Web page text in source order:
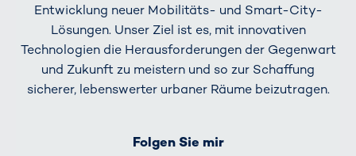
Entwicklung neuer Mobilitäts- und Smart-City-
Lösungen. Unser Ziel ist es, mit innovativen
Technologien die Herausforderungen der Gegenwart
und Zukunft zu meistern und so zur Schaffung
sicherer, lebenswerter urbaner Räume beizutragen.
Folgen Sie mir